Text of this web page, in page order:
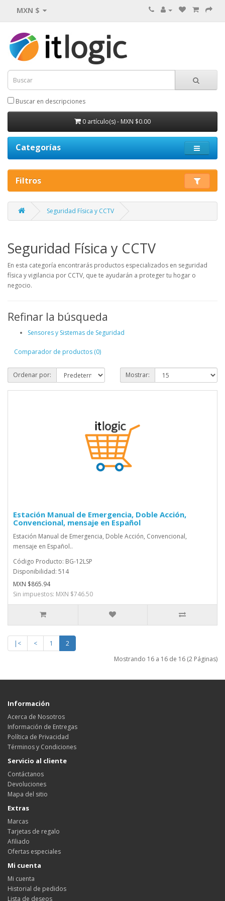
MXN $
Buscar en descripciones
0 artículo(s) - MXN $0.00
Categorías
Filtros
Seguridad Física y CCTV
Seguridad Física y CCTV
En esta categoría encontrarás productos especializados en seguridad
física y vigilancia por CCTV, que te ayudarán a proteger tu hogar o
negocio.
Refinar la búsqueda
Sensores y Sistemas de Seguridad
Comparador de productos (0)
Ordenar por: Mostrar:
Estación Manual de Emergencia, Doble Acción,
Convencional, mensaje en Español
Estación Manual de Emergencia, Doble Acción, Convencional,
mensaje en Español..
Código Producto: BG-12LSP
Disponibilidad: 514
MXN $865.94
Sin impuestos: MXN $746.50
|< < 1
2
Mostrando 16 a 16 de 16 (2 Páginas)
Información
Acerca de Nosotros
Información de Entregas
Política de Privacidad
Términos y Condiciones
Servicio al cliente
Contáctanos
Devoluciones
Mapa del sitio
Extras
Marcas
Tarjetas de regalo
Afiliado
Ofertas especiales
Mi cuenta
Mi cuenta
Historial de pedidos
Lista de deseos